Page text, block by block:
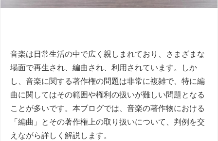
音楽は日常生活の中で広く親しまれており、さまざまな
場面で再生され、編曲され、利用されています。しか
し、音楽に関する著作権の問題は非常に複雑で、特に編
曲に関してはその範囲や権利の扱いが難しい問題となる
ことが多いです。本ブログでは、音楽の著作物における
「編曲」とその著作権上の取り扱いについて、判例を交
えながら詳しく解説します。